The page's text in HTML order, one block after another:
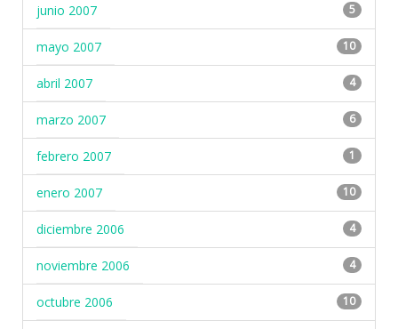
junio 2007 5
mayo 2007 10
abril 2007 4
marzo 2007 6
febrero 2007 1
enero 2007 10
diciembre 2006 4
noviembre 2006 4
octubre 2006 10